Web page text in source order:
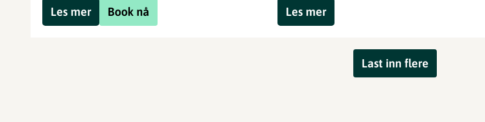
Book nå
Les mer Les mer
Last inn flere